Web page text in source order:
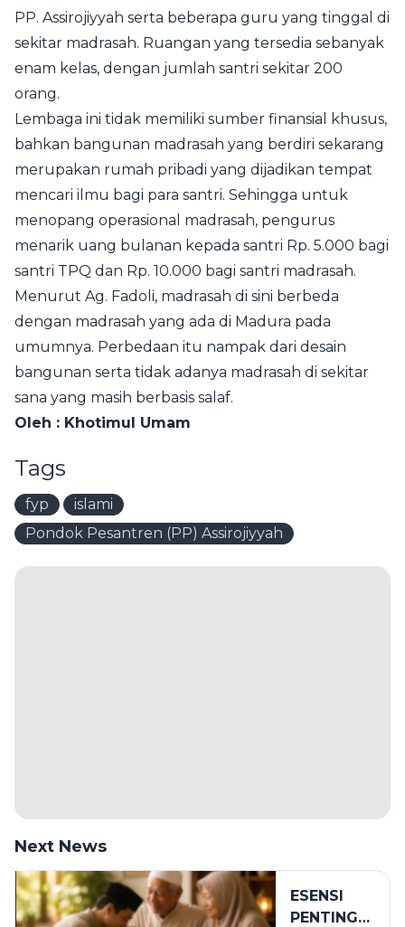
PP. Assirojiyyah serta beberapa guru yang tinggal di
sekitar madrasah. Ruangan yang tersedia sebanyak
enam kelas, dengan jumlah santri sekitar 200
orang.
Lembaga ini tidak memiliki sumber finansial khusus,
bahkan bangunan madrasah yang berdiri sekarang
merupakan rumah pribadi yang dijadikan tempat
mencari ilmu bagi para santri. Sehingga untuk
menopang operasional madrasah, pengurus
menarik uang bulanan kepada santri Rp. 5.000 bagi
santri TPQ dan Rp. 10.000 bagi santri madrasah.
Menurut Ag. Fadoli, madrasah di sini berbeda
dengan madrasah yang ada di Madura pada
umumnya. Perbedaan itu nampak dari desain
bangunan serta tidak adanya madrasah di sekitar
sana yang masih berbasis salaf.
Oleh : Khotimul Umam
Tags
fyp
islami
Pondok Pesantren (PP) Assirojiyyah
Next News
ESENSI
PENTING